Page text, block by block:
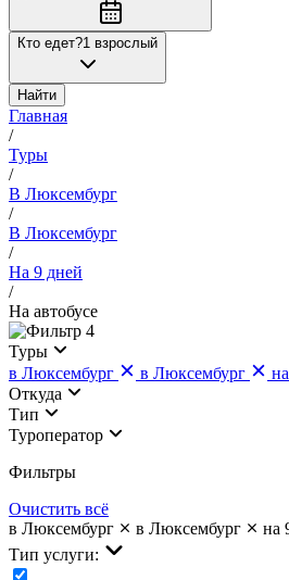
Кто едет?1 взрослый
Найти
Главная
/
Туры
/
В Люксембург
/
В Люксембург
/
На 9 дней
/
На автобусе
4
Туры
в Люксембург
в Люксембург
Откуда
Тип
Туроператор
Фильтры
Очистить всё
в Люксембург
в Люксембург на
Тип услуги: